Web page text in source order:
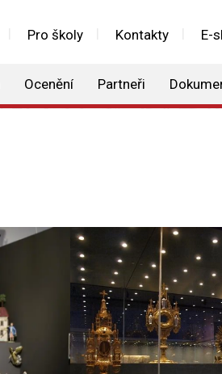
Pro školy Kontakty E-
Ocenění Partneři